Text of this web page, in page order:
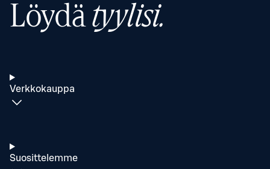
Löydätyylisi.
Verkkokauppa
Suosittelemme